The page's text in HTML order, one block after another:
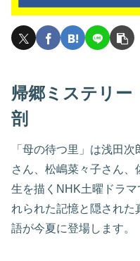
帰郷ミステリー
剖
「母の待つ里」は浅田
さん、松嶋菜々子さん
生を描くNHK土曜ドラ
れられた記憶と隠された
語が今夏に登場します。